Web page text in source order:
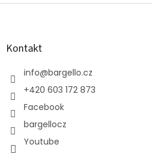
Z
Kontakt
info@bargello.cz
+420 603 172 873
Facebook
bargellocz
Youtube